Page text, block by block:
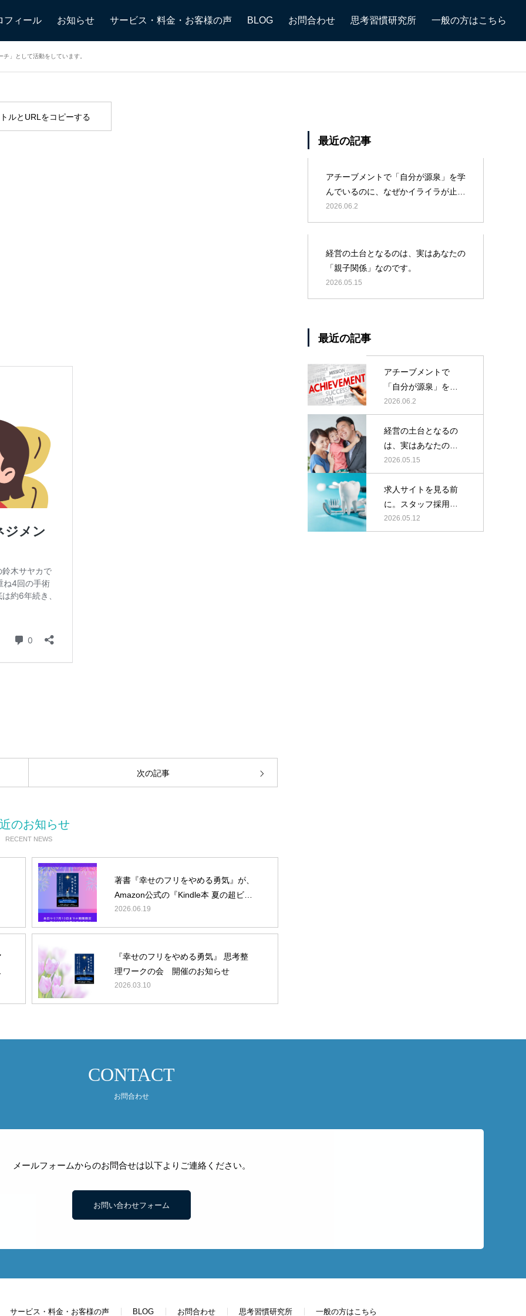
フィール お知らせ サービス・料金・お客様の声 BLOG お問合わせ 思考習慣研究所 一般の方はこちら
門メンタルマネジメントコーチ」として活動
をしています。
2026.05.06
」として活動をしています。
ルとURLをコピーする
次の記事
のお知らせ
RECENT NEWS
著書『幸せのフリをやめる勇気』が、
Amazon公式の『Kindle本 夏の超ビッ
グセール』の対象に選ばれました！
2026.06.19
『幸せのフリをやめる勇気』 思考整
理ワークの会 開催のお知らせ
2026.03.10
最近の記事
アチーブメントで「自分が源泉」を学
んでいるのに、なぜかイライラが止ま
らない院長先生へ
2026.06.2
経営の土台となるのは、実はあなたの
「親子関係」なのです。
2026.05.15
最近の記事
アチーブメントで
「自分が源泉」を学
んでいるのに、なぜ
かイライラが止まら
ない院長先生へ
2026.06.2
経営の土台となるの
は、実はあなたの
「親子関係」なので
す。
2026.05.15
求人サイトを見る前
に。スタッフ採用・
集患で悩む院長へ。
2026.05.12
CONTACT
お問合わせ
メールフォームからのお問合せは以下よりご連絡ください。
お問い合わせフォーム
サービス・料金・お客様の声 BLOG お問合わせ 思考習慣研究所 一般の方はこちら
BLOG
お問合わせ